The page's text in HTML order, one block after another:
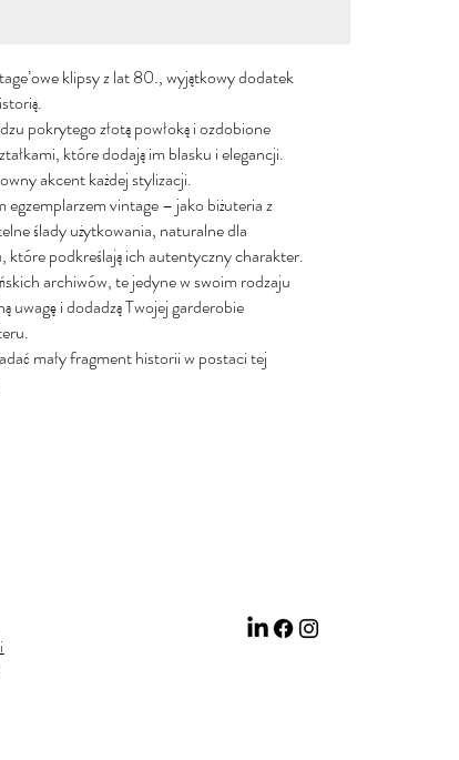
klipsy z lat 80., wyjątkowy dodatek
pokrytego złotą powłoką i ozdobione
które dodają im blasku i elegancji.
akcent każdej stylizacji.
egzemplarzem vintage – jako biżuteria z
ślady użytkowania, naturalne dla
które podkreślają ich autentyczny charakter.
archiwów, te jedyne w swoim rodzaju
uwagę i dodadzą Twojej garderobie
mały fragment historii w postaci tej